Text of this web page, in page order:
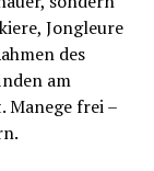
Jongleure
des
am
Manege frei –